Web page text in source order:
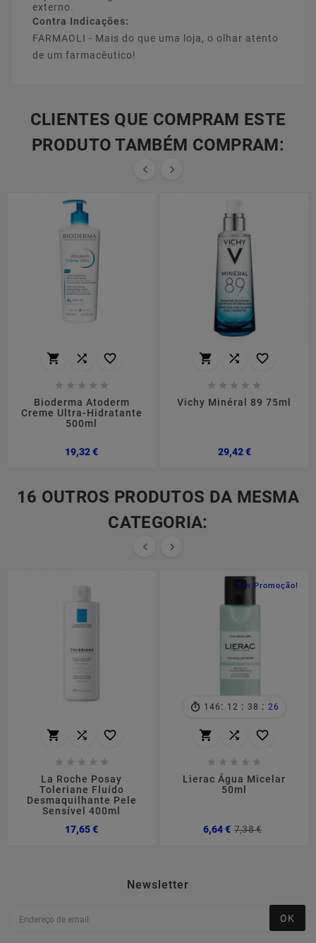
externo.
Contra Indicações:
FARMAOLI - Mais do que uma loja, o olhar atento
de um farmacêutico!
CLIENTES QUE COMPRAM ESTE
PRODUTO TAMBÉM COMPRAM:
 
  
    
Bioderma Atoderm
Creme Ultra-Hidratante
500ml
19,32 €Preço
  
    
Vichy Minéral 89 75ml
29,42 €Preço
16 OUTROS PRODUTOS DA MESMA
CATEGORIA:
 
  
    
La Roche Posay
Toleriane Fluído
Desmaquilhante Pele
Sensível 400ml
17,65 €Preço
Em Promoção!
146 : 12 : 38 : 25
  
    
Lierac Água Micelar
50ml
6,64 € 7,38 €
Newsletter
OK